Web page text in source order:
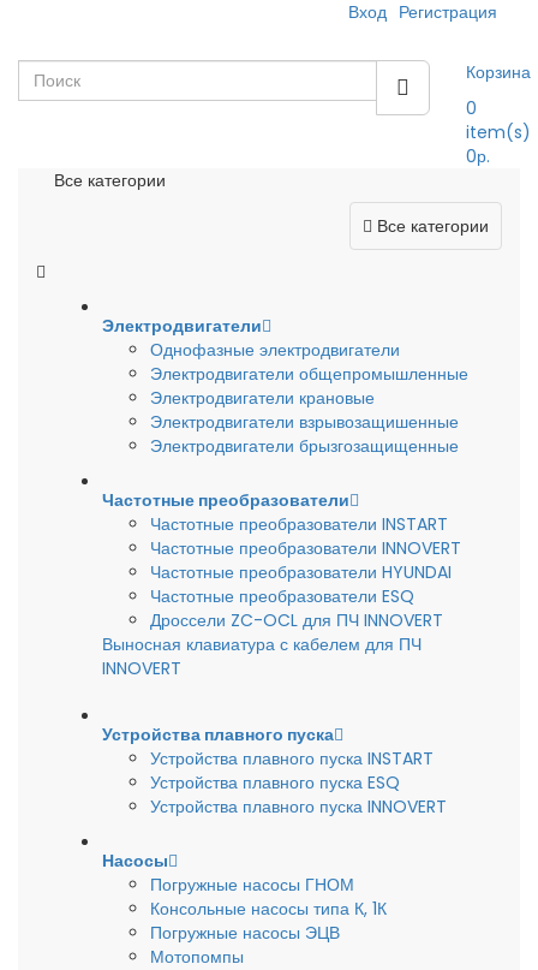
Вход Регистрация
Корзина
0
item(s)
0р.
Все категории
Все категории
Электродвигатели
Однофазные электродвигатели
Электродвигатели общепромышленные
Электродвигатели крановые
Электродвигатели взрывозащишенные
Электродвигатели брызгозащищенные
Частотные преобразователи
Частотные преобразователи INSTART
Частотные преобразователи INNOVERT
Частотные преобразователи HYUNDAI
Частотные преобразователи ESQ
Дроссели ZC-OCL для ПЧ INNOVERT
Выносная клавиатура с кабелем для ПЧ
INNOVERT
Устройства плавного пуска
Устройства плавного пуска INSTART
Устройства плавного пуска ESQ
Устройства плавного пуска INNOVERT
Насосы
Погружные насосы ГНОМ
Консольные насосы типа К, 1К
Погружные насосы ЭЦВ
Мотопомпы